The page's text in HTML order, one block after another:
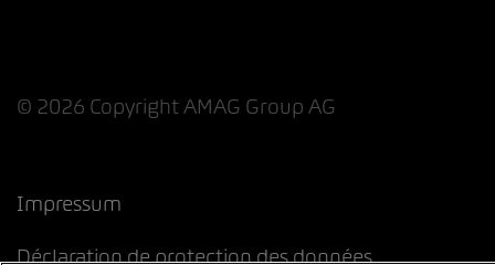
© 2026 Copyright AMAG Group AG
Impressum
Déclaration de protection des données